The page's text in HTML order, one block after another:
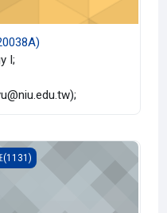
I;
(1131)